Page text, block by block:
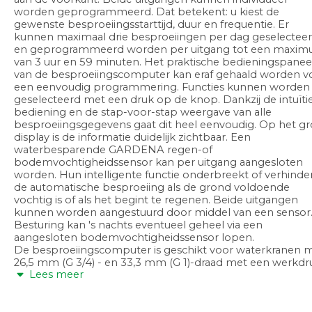
worden geprogrammeerd. Dat betekent: u kiest de
gewenste besproeiingsstarttijd, duur en frequentie. Er
kunnen maximaal drie besproeiingen per dag
en geprogrammeerd worden per uitgang tot een
van 3 uur en 59 minuten. Het praktische
van de besproeiingscomputer kan eraf gehaald worden
een eenvoudig programmering. Functies kunnen worden
geselecteerd met een druk op de knop. Dankzij de
bediening en de stap-voor-stap weergave van alle
besproeiingsgegevens gaat dit heel eenvoudig. Op het
display is de informatie duidelijk zichtbaar. Een
waterbesparende GARDENA regen-of
bodemvochtigheidssensor kan per uitgang aangesloten
worden. Hun intelligente functie onderbreekt of
de automatische besproeiing als de grond voldoende
vochtig is of als het begint te regenen. Beide uitgangen
kunnen worden aangestuurd door middel van een sensor.
Besturing kan 's nachts eventueel geheel via een
aangesloten bodemvochtigheidssensor lopen.
De besproeiingscomputer is geschikt voor waterkranen
26,5 mm (G 3/4) - en 33,3 mm (G 1)-draad met een
van 0,5 - 12 bar. Werkt ca. 1 jaar met 1 x 9 V alkaline batterij.
Lees meer